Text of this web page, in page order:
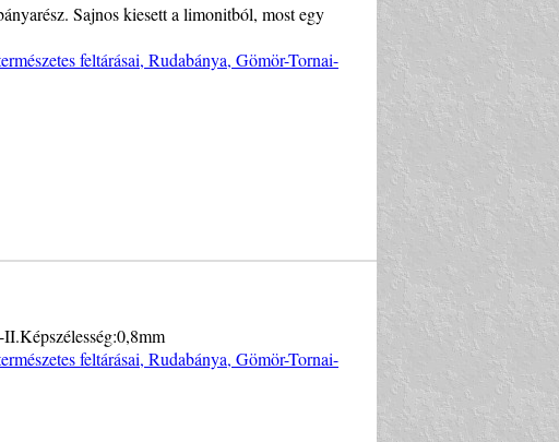
Sajnos kiesett a limonitból, most egy
feltárásai, Rudabánya, Gömör-Tornai-
feltárásai, Rudabánya, Gömör-Tornai-